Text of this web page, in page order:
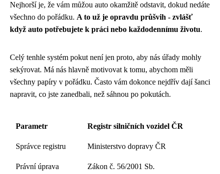
Nejhorší je, že vám můžou auto okamžitě odstavit, dokud nedáte
všechno do pořádku. A to už je opravdu průšvih - zvlášť
když auto potřebujete k práci nebo každodennímu životu.
Celý tenhle systém pokut není jen proto, aby nás úřady mohly
sekýrovat. Má nás hlavně motivovat k tomu, abychom měli
všechny papíry v pořádku. Často vám dokonce nejdřív dají šanci
napravit, co jste zanedbali, než sáhnou po pokutách.
Parametr Registr silničních vozidel ČR
Správce registru Ministerstvo dopravy ČR
Právní úprava Zákon č. 56/2001 Sb.